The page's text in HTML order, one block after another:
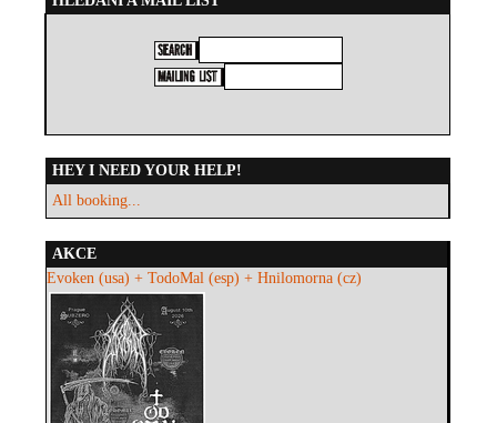
HEY I NEED YOUR HELP!
All booking...
AKCE
Evoken (usa) + TodoMal (esp) + Hnilomorna (cz)